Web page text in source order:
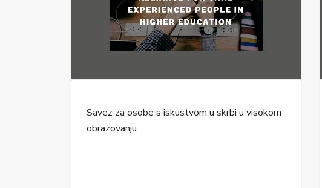
Savez za osobe s iskustvom u skrbi u visokom
obrazovanju